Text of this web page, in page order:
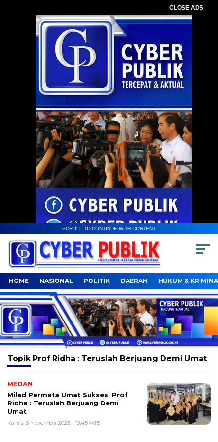
CLOSE ADS
SCROLL TO CONTINUE WITH CONTENT
HOME NASIONAL POLITIK DAERAH HUKUM &
Topik Prof Ridha : Teruslah Berjuang Demi Umat
MEDAN
Milad Permata Umat Sukses, Prof
Ridha : Teruslah Berjuang Demi
Umat
Kamis, 6 November 2025 - 19:45 WIB